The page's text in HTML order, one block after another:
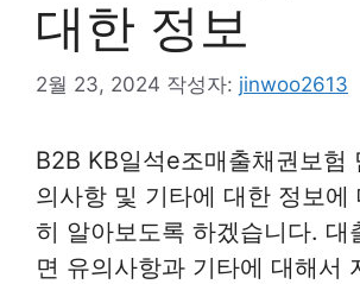
대한 정보
2월 23, 2024 작성자: jinwoo2613
B2B KB일석e조매출채권보험
의사항 및 기타에 대한 정보에
히 알아보도록 하겠습니다. 대
면 유의사항과 기타에 대해서